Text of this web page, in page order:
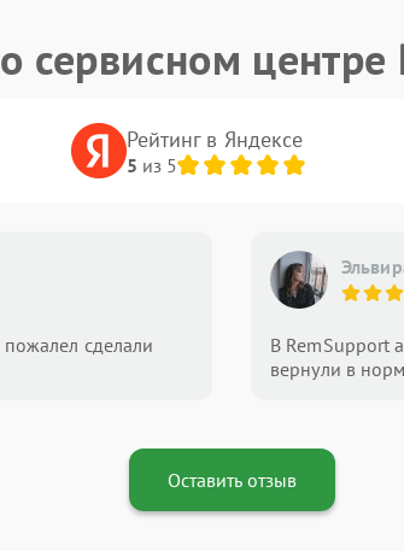
сервисном центре
Рейтинг в Яндексе
5 из 5
пожалел сделали
В RemSupport
вернули в
Оставить отзыв